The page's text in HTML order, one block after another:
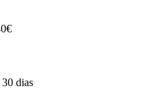
dias